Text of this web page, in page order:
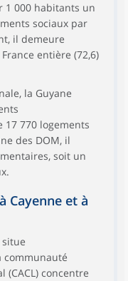
1 000 habitants un
sociaux par
il demeure
entière (72,6)
la Guyane
770 logements
des DOM, il
soit un
Cayenne et à
situe
communauté
concentre